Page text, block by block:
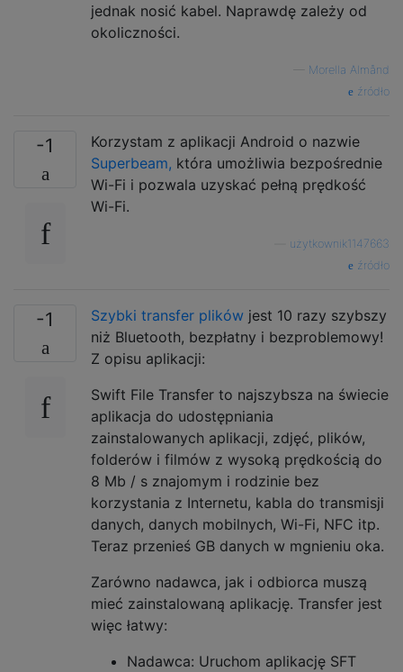
jednak nosić kabel. Naprawdę zależy od
okoliczności.
Morella Almånd
źródło
-1
Korzystam z aplikacji Android o nazwie
Superbeam, która umożliwia bezpośrednie
Wi-Fi i pozwala uzyskać pełną prędkość
Wi-Fi.
użytkownik1147663
źródło
-1 Szybki transfer plików jest 10 razy szybszy
niż Bluetooth, bezpłatny i bezproblemowy!
Z opisu aplikacji:
Swift File Transfer to najszybsza na świecie
aplikacja do udostępniania
zainstalowanych aplikacji, zdjęć, plików,
folderów i filmów z wysoką prędkością do
8 Mb / s znajomym i rodzinie bez
korzystania z Internetu, kabla do transmisji
danych, danych mobilnych, Wi-Fi, NFC itp.
Teraz przenieś GB danych w mgnieniu oka.
Zarówno nadawca, jak i odbiorca muszą
mieć zainstalowaną aplikację. Transfer jest
więc łatwy:
Nadawca: Uruchom aplikację SFT